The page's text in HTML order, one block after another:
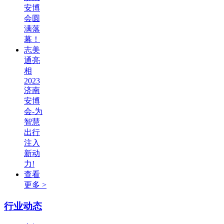
安博
会圆
满落
幕！
志美
通亮
相
2023
济南
安博
会-为
智慧
出行
注入
新动
力!
查看
更多 >
行业动态